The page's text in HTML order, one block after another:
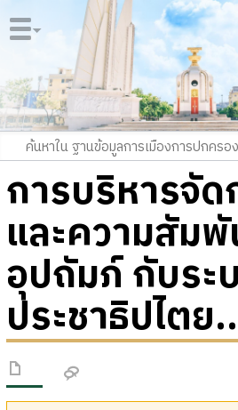
การบริหารจั
และความสัม
อุปถัมภ์ กับระ
ประชาธิปไตย